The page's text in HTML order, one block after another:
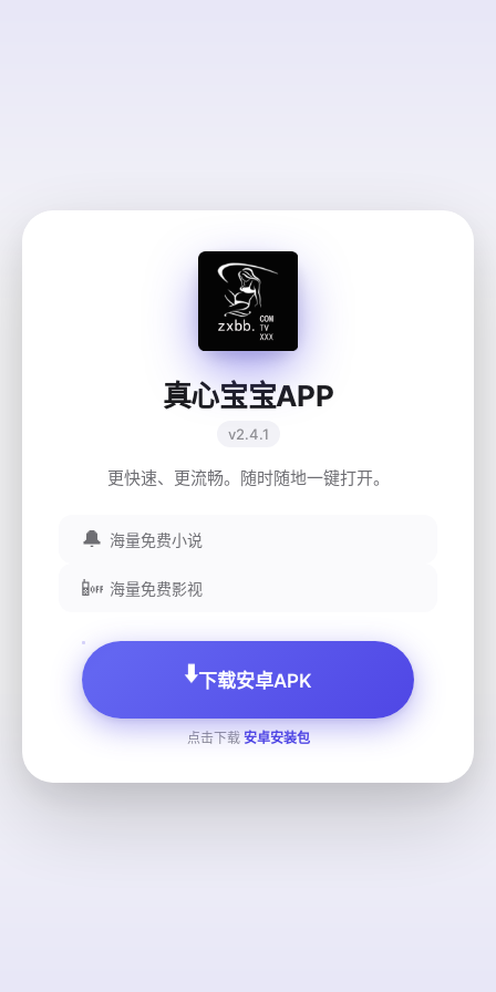
真心宝宝APP
v2.4.1
更快速、更流畅。随时随地一键打开。
🔔 海量免费小说
📴 海量免费影视
⬇️下载安卓APK
点击下载 安卓安装包